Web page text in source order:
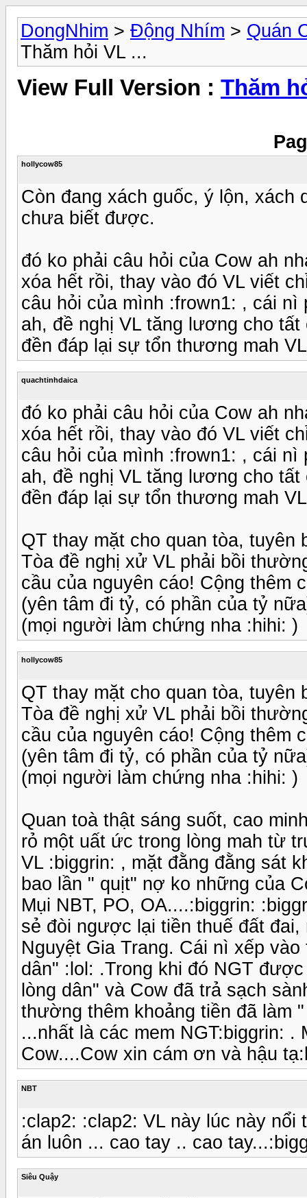
DongNhim > Động Nhím > Quán
Thăm hỏi VL ...
View Full Version : Thăm
hollycow85
Còn đang xách guốc, ý lộn,
chưa biết được.
đó ko phải câu hỏi của Cow ah
xóa hết rồi, thay vào đó VL viết
câu hỏi của mình :frown1: , cái
ah, đề nghị VL tăng lương cho
đền đáp lại sự tổn thương mah
quachtinhdaica
đó ko phải câu hỏi của Cow ah
xóa hết rồi, thay vào đó VL viết
câu hỏi của mình :frown1: , cái
ah, đề nghị VL tăng lương cho
đền đáp lại sự tổn thương mah
QT thay mặt cho quan tòa,
Tòa đề nghị xử VL phải bồi
cầu của nguyên cáo! Cộng thêm
(yên tâm đi tỷ, có phần của tỷ
(mọi người làm chứng nha :hihi: )
hollycow85
QT thay mặt cho quan tòa,
Tòa đề nghị xử VL phải bồi
cầu của nguyên cáo! Cộng thêm
(yên tâm đi tỷ, có phần của tỷ
(mọi người làm chứng nha :hihi: )
Quan toà thật sáng suốt, cao
rỏ một uất ức trong lòng mah từ
VL :biggrin: , mặt đằng đằng sát
bao lần " quịt" nợ ko những của
Mụi NBT, PO, OA....:biggrin:
sẻ đòi ngược lại tiền thuế đất
Nguyệt Gia Trang. Cái nì xếp
dân" :lol: .Trong khi đó NGT
lòng dân" và Cow đã trả sạch
thường thêm khoảng tiền đã làm
...nhất là các mem NGT:biggrin:
Cow....Cow xin cám ơn và hậu
NBT
:clap2: :clap2: VL này lúc này
án luôn ... cao tay .. cao
Siêu Quậy